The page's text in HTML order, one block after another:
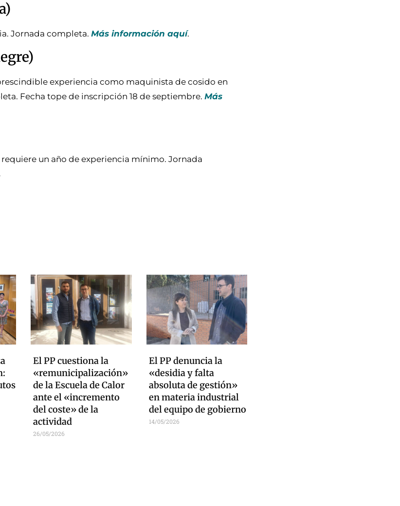
Jornada completa. Más información aquí.
experiencia como maquinista de cosido en
Fecha tope de inscripción 18 de septiembre. Más
un año de experiencia mínimo. Jornada
El PP cuestiona la
«remunicipalización»
de la Escuela de Calor
ante el «incremento
del coste» de la
actividad
26/05/2026
El PP denuncia la
«desidia y falta
absoluta de gestión»
en materia industrial
del equipo de gobierno
14/05/2026